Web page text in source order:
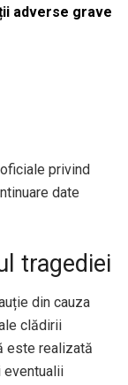
adverse grave
privind
date
tragediei
din cauza
clădirii
este realizată
eventualii